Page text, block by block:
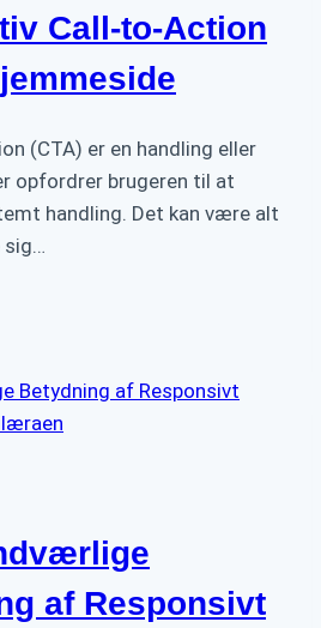
Call-to-Action
(CTA) er en handling eller
opfordrer brugeren til at
handling. Det kan være alt
sig…
af Responsivt